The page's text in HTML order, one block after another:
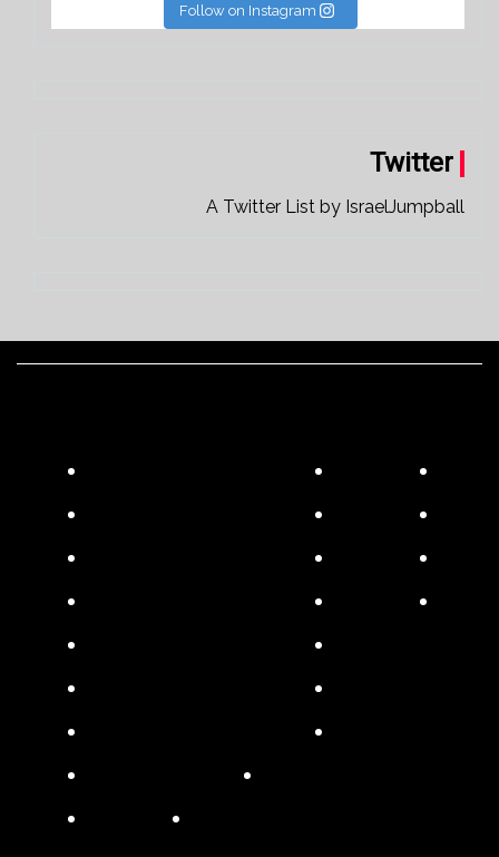
Follow on Instagram
Twitter
A Twitter List by IsraelJumpball